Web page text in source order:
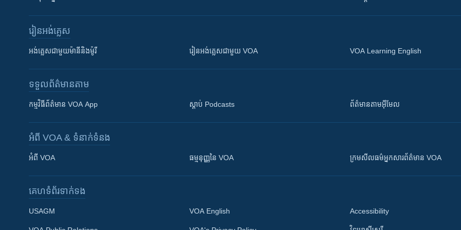
រៀន​​អង់គ្លេស
អង់គ្លេស​ជាមួយ​ម៉ានី​និង​ម៉ូរី រៀន​​​​​​អង់គ្លេស​​ជាមួយ VOA VOA Learning English
ទទួល​ព័ត៌មាន​តាម
កម្មវិធី​ព័ត៌មាន VOA App ស្តាប់ Podcasts ព័ត៌មាន​តាម​អ៊ីមែល
អំពី​ VOA & ទំនាក់ទំនង
អំពី​ VOA ធម្មនុញ្ញ​នៃ VOA ក្រម​​​សីលធម៌​​​អ្នក​​​សារព័ត៌មាន VOA
គេហទំព័រ​​ទាក់ទង
USAGM VOA English Accessibility